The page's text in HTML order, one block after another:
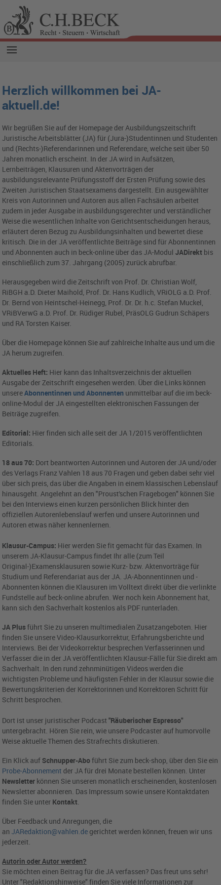
Herzlich willkommen bei JA-
aktuell.de!
Wir begrüßen Sie auf der Homepage der Ausbildungszeitschrift
Juristische Arbeitsblätter (JA) für (Jura-)Studentinnen und Studenten
und (Rechts-)Referendarinnen und Referendare, welche seit über 50
Jahren monatlich erscheint. In der JA wird in Aufsätzen,
Lernbeiträgen, Klausuren und Aktenvorträgen der
ausbildungsrelevante Prüfungsstoff der Ersten Prüfung sowie des
Zweiten Juristischen Staatsexamens dargestellt. Ein ausgewählter
Kreis von Autorinnen und Autoren aus allen Fachsäulen arbeitet
zudem in jeder Ausgabe in ausbildungsgerechter und verständlicher
Weise die wesentlichen Inhalte von Gerichtsentscheidungen heraus,
erläutert deren Bezug zu Ausbildungsinhalten und bewertet diese
kritisch. Die in der JA veröffentlichte Beiträge sind für Abonnentinnen
und Abonnenten auch in beck-online über das JA-ModulJADirekt bis
einschließlich zum 37. Jahrgang (2005) zurück abrufbar.
Herausgegeben wird die Zeitschrift von Prof. Dr. Christian Wolf,
RiBGH a.D. Dieter Maihold, Prof. Dr. Hans Kudlich, VRiOLG a.D. Prof.
Dr. Bernd von Heintschel-Heinegg, Prof. Dr. Dr. h.c. Stefan Muckel,
VRiBVerwG a.D. Prof. Dr. Rüdiger Rubel, PräsOLG Gudrun Schäpers
und RA Torsten Kaiser.
Über die Homepage können Sie auf zahlreiche Inhalte aus und um die
JA herum zugreifen.
Aktuelles Heft: Hier kann das Inhaltsverzeichnis der aktuellen
Ausgabe der Zeitschrift eingesehen werden. Über die Links können
unsereAbonnentinnen und Abonnenten unmittelbar auf die im beck-
online-Modul der JA eingestellten elektronischen Fassungen der
Beiträge zugreifen.
Editorial: Hier finden sich alle seit der JA 1/2015 veröffentlichten
Editorials.
18 aus 70: Dort beantworten Autorinnen und Autoren der JA und/oder
des Verlags Franz Vahlen 18 aus 70 Fragen und geben dabei sehr viel
über sich preis, das über die Angaben in einem klassischen Lebenslauf
hinausgeht. Angelehnt an den "Proust'schen Fragebogen" können Sie
bei den Interviews einen kurzen persönlichen Blick hinter den
offiziellen Autorenlebenslauf werfen und unsere Autorinnen und
Autoren etwas näher kennenlernen.
Klausur-Campus: Hier werden Sie fit gemacht für das Examen. In
unserem JA-Klausur-Campus findet Ihr alle (zum Teil
Original-)Examensklausuren sowie Kurz- bzw. Aktenvorträge für
Studium und Referendariat aus der JA. JA-Abonnentinnen und -
Abonnenten können die Klausuren im Volltext direkt über die verlinkte
Fundstelle auf beck-online abrufen. Wer noch kein Abonnement hat,
kann sich den Sachverhalt kostenlos als PDF runterladen.
JA Plusführt Sie zu unseren multimedialen Zusatzangeboten. Hier
finden Sie unsere Video-Klausurkorrektur, Erfahrungsberichte und
Interviews. Bei der Videokorrektur besprechen Verfasserinnen und
Verfasser die in der JA veröffentlichten Klausur-Fälle für Sie direkt am
Sachverhalt. In den rund zehnminütigen Videos werden die
wichtigsten Probleme und häufigsten Fehler in der Klausur sowie die
Bewertungskriterien der Korrektorinnen und Korrektoren Schritt für
Schritt besprochen.
Dort ist unser juristischer Podcast"Räuberischer Espresso"
untergebracht. Hören Sie rein, wie unsere Podcaster auf humorvolle
Weise aktuelle Themen des Strafrechts diskutieren.
Ein Klick auf Schnupper-Aboführt Sie zum beck-shop, über den Sie ein
Probe-Abonnement der JA für drei Monate bestellen können. Unter
Newsletter können Sie unseren monatlich erscheinenden, kostenlosen
Newsletter abonnieren. Das Impressum sowie unsere Kontaktdaten
finden Sie unter Kontakt.
Über Feedback und Anregungen, die
an JARedaktion@vahlen.de gerichtet werden können, freuen wir uns
jederzeit.
Autorin oder Autor werden?
Sie möchten einen Beitrag für die JA verfassen? Das freut uns sehr!
Unter "Redaktionshinweise" finden Sie viele Informationen zur